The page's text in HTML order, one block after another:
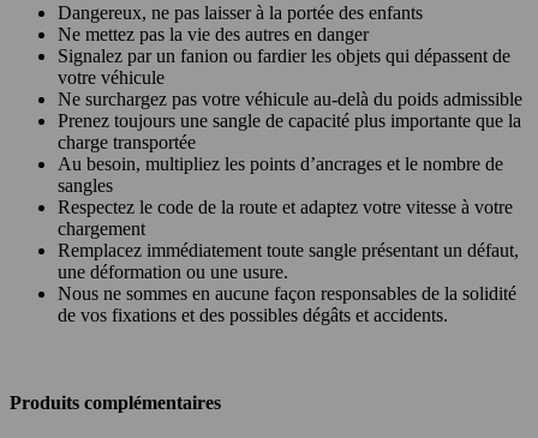
Dangereux, ne pas laisser à la portée des enfants
Ne mettez pas la vie des autres en danger
Signalez par un fanion ou fardier les objets qui dépassent de
votre véhicule
Ne surchargez pas votre véhicule au-delà du poids admissible
Prenez toujours une sangle de capacité plus importante que la
charge transportée
Au besoin, multipliez les points d’ancrages et le nombre de
sangles
Respectez le code de la route et adaptez votre vitesse à votre
chargement
Remplacez immédiatement toute sangle présentant un défaut,
une déformation ou une usure.
Nous ne sommes en aucune façon responsables de la solidité
de vos fixations et des possibles dégâts et accidents.
Produits complémentaires